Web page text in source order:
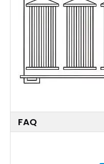
FAQ